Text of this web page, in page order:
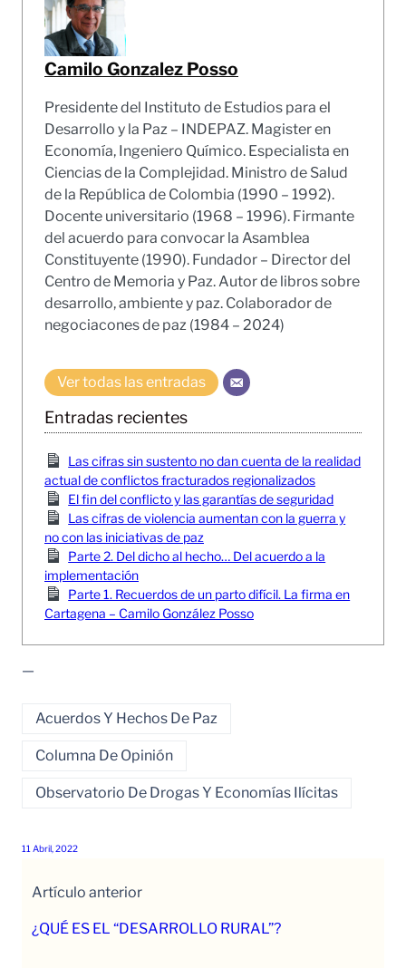
Camilo Gonzalez Posso
Presidente del Instituto de Estudios para el
Desarrollo y la Paz – INDEPAZ. Magister en
Economía, Ingeniero Químico. Especialista en
Ciencias de la Complejidad. Ministro de Salud
de la República de Colombia (1990 – 1992).
Docente universitario (1968 – 1996). Firmante
del acuerdo para convocar la Asamblea
Constituyente (1990). Fundador – Director del
Centro de Memoria y Paz. Autor de libros sobre
desarrollo, ambiente y paz. Colaborador de
negociacones de paz (1984 – 2024)
Ver todas las entradas
Entradas recientes
Las cifras sin sustento no dan cuenta de la realidad
actual de conflictos fracturados regionalizados
El fin del conflicto y las garantías de seguridad
Las cifras de violencia aumentan con la guerra y
no con las iniciativas de paz
Parte 2. Del dicho al hecho… Del acuerdo a la
implementación
Parte 1. Recuerdos de un parto difícil. La firma en
Cartagena – Camilo González Posso
—
Acuerdos Y Hechos De Paz
Columna De Opinión
Observatorio De Drogas Y Economías Ilícitas
11 Abril, 2022
Artículo anterior
¿QUÉ ES EL “DESARROLLO RURAL”?